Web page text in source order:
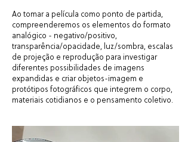
Ao tomar a película como ponto de partida,
compreenderemos os elementos do formato
analógico - negativo/positivo,
transparência/opacidade, luz/sombra, escalas
de projeção e reprodução para investigar
diferentes possibilidades de imagens
expandidas e criar objetos-imagem e
protótipos fotográficos que integrem o corpo,
materiais cotidianos e o pensamento coletivo.